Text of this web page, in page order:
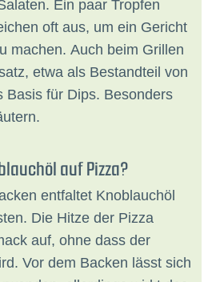
Ein paar Tropfen
oft aus, um ein Gericht
machen. Auch beim Grillen
etwa als Bestandteil von
Basis für Dips. Besonders
auf Pizza?
entfaltet Knoblauchöl
Die Hitze der Pizza
auf, ohne dass der
Vor dem Backen lässt sich